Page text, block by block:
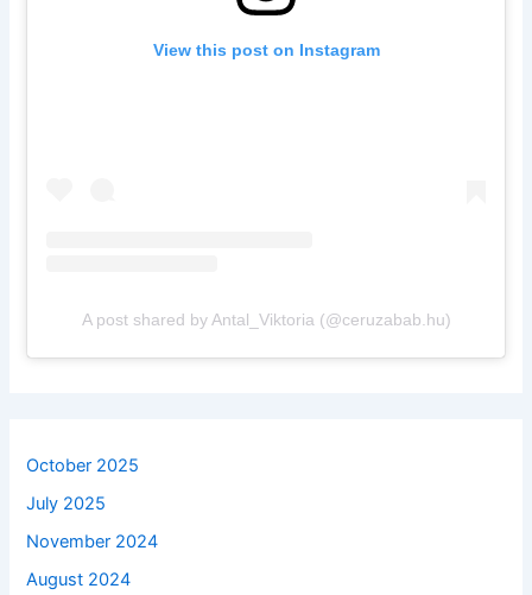
View this post on Instagram
A post shared by Antal_Viktoria (@ceruzabab.hu)
October 2025
July 2025
November 2024
August 2024